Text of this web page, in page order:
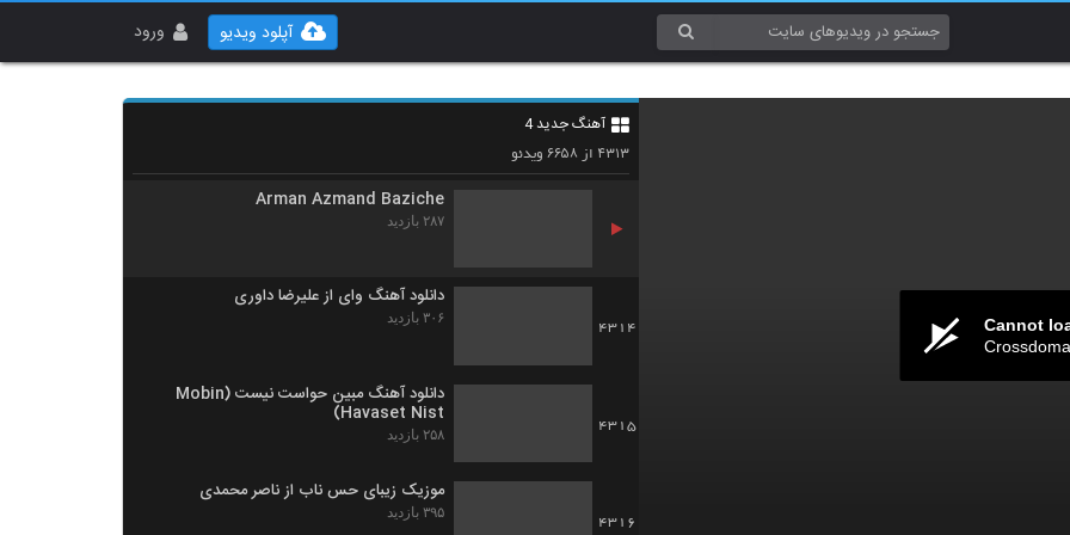
ورود آپلود ویدیو
Cannot
آهنگ جدید 4
۴۳۱۳ از ۶۶۵۸ویدئو
4312
آهنگ مهدی محمدولی بنام حیف
Arman Azmand Baziche
۲۸۷ بازدید
4314
دانلود آهنگ وای از علیرضا داوری
۳۰۶ بازدید
4315
دانلود آهنگ مبین حواست نیست (Mobin
Havaset Nist)
۲۵۸ بازدید
4316
موزیک زیبای حس ناب از ناصر محمدی
۳۹۵ بازدید